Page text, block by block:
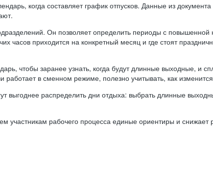
когда составляет график отпусков. Данные из
Он позволяет определить периоды с
часов приходится на конкретный месяц и где стоят
чтобы заранее узнать, когда будут длинные выходные, и
работает в сменном режиме, полезно учитывать, как
выгоднее распределить дни отдыха: выбрать длинные
участникам рабочего процесса единые ориентиры и снижает